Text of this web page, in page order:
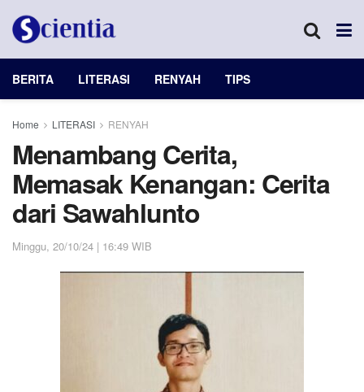
BERITA LITERASI RENYAH TIPS
Home LITERASI RENYAH
Menambang Cerita,
Memasak Kenangan: Cerita
dari Sawahlunto
Minggu, 20/10/24 | 16:49 WIB